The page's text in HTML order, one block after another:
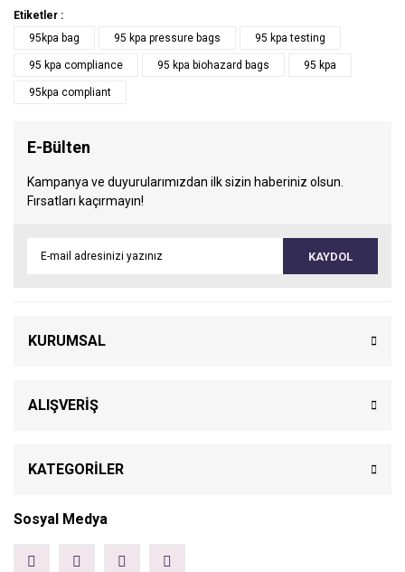
Etiketler :
95kpa bag
95 kpa pressure bags 95 kpa testing
95 kpa compliance 95 kpa biohazard bags 95 kpa
95kpa compliant
E-Bülten
Kampanya ve duyurularımızdan ilk sizin haberiniz olsun.
Fırsatları kaçırmayın!
KAYDOL
KURUMSAL
ALIŞVERİŞ
KATEGORİLER
Sosyal Medya